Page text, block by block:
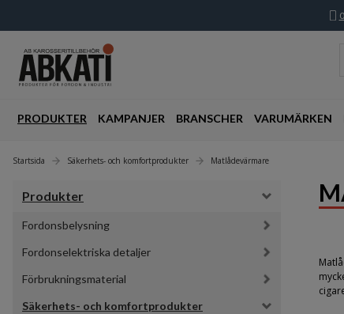
PRODUKTER KAMPANJER BRANSCHER VARUMÄRKEN
Startsida Säkerhets- och komfortprodukter Matlådevärmare
Produkter
Fordonsbelysning
Fordonselektriska detaljer
Förbrukningsmaterial
Säkerhets- och komfortprodukter